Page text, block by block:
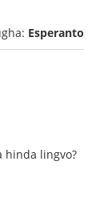
Esperanto
hinda lingvo?